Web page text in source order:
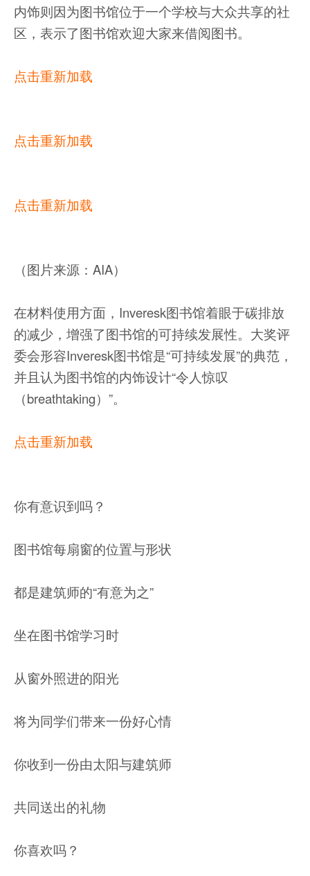
内饰则因为图书馆位于一个学校与大众共享的社
区，表示了图书馆欢迎大家来借阅图书。
点击重新加载
点击重新加载
点击重新加载
（图片来源：AIA）
在材料使用方面，Inveresk图书馆着眼于碳排放
的减少，增强了图书馆的可持续发展性。大奖评
委会形容Inveresk图书馆是“可持续发展”的典范，
并且认为图书馆的内饰设计“令人惊叹
（breathtaking）”。
点击重新加载
你有意识到吗？
图书馆每扇窗的位置与形状
都是建筑师的“有意为之”
坐在图书馆学习时
从窗外照进的阳光
将为同学们带来一份好心情
你收到一份由太阳与建筑师
共同送出的礼物
你喜欢吗？